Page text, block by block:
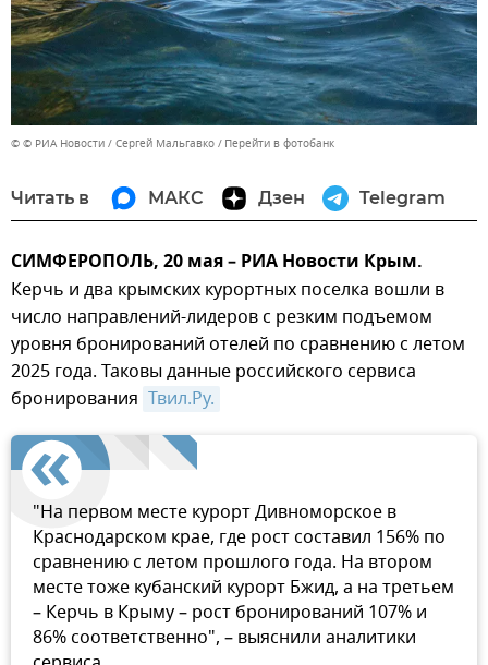
© © РИА Новости / Сергей Мальгавко Перейти в фотобанк
Читать в МАКС Дзен Telegram
СИМФЕРОПОЛЬ, 20 мая – РИА Новости Крым.
Керчь и два крымских курортных поселка вошли в
число направлений-лидеров с резким подъемом
уровня бронирований отелей по сравнению с летом
2025 года. Таковы данные российского сервиса
бронирования Твил.Ру.
"На первом месте курорт Дивноморское в
Краснодарском крае, где рост составил 156% по
сравнению с летом прошлого года. На втором
месте тоже кубанский курорт Бжид, а на третьем
– Керчь в Крыму – рост бронирований 107% и
86% соответственно", – выяснили аналитики